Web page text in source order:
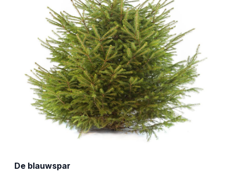
De blauwspar